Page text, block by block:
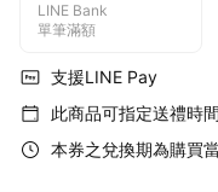
LINE Bank
單筆滿額
支援LINE Pay
此商品可指定送禮時間
本券之兌換期為購買